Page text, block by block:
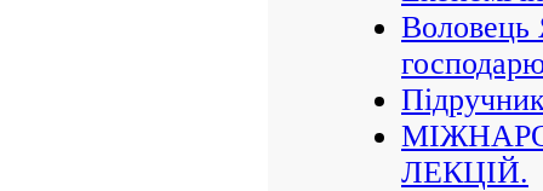
Воловець
ЛЕКЦІЙ.